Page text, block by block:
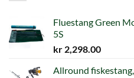
Fluestang Green
5S
kr 2,298.00
Allround